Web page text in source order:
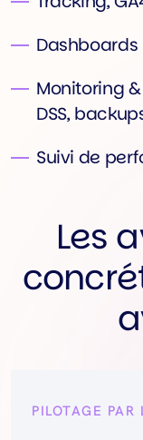
Monitoring &
DSS,
Suivi de
Les avantages de
PILOTAGE PAR